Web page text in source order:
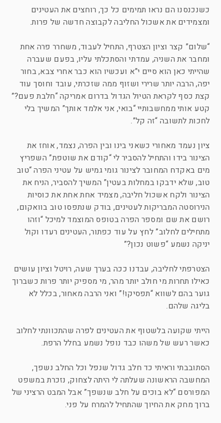
כשנכנסנו הם נראו תמימים כל כך, רוחצים את העטינים
ומצמידים את אשכול החליבה לקבוצה חדשה של פרות.
“שלום” קצר וציון הצטרף, התחיל לעבוד, משחרר פרה אחת
ומחבר את השניה, עמדתי והסתכלתי עליו, בפעם שעברה
שהייתי כאן הוא סיים י”א ועכשיו הוא כבר אחרי צבא, בחור
יפה, הרבה יותר שרירי ושזוף ממה שזכרתי, עובד וחוסך עוד
קצת כסף לקראת הטיול הגדול בדרום אמריקה “חלבת פעם?”
קטע אותי ממחשבותיי “בואי, אני אלמד אותך” המשיך בלי
לחכות לתשובה “זה קל”.
ציון נעמד מאחורי כשאני בינו ובין הפרה, נצמד, אוחז את
הצינור בידו והתחיל להסביר לי “קודם את שוטפת” השפריץ
מים באקדח המחובר לצינור גומי גמיש על עטיני הפרה “טוב
טוב, שלא ידבקו במחלות בעטין” המשיך להסביר, הניח את
הצינור ולקח אשכול חליבה, מצמיד אחת אחת את כוסיות
הנירוסטה המבריקות לעטינים, בודק שנתפסו טוב בוואקום,
רושם את שם ומספר הפרה בטופס המוצמד למיכל “וזהו
מתחילים לחלוב” לחץ על עוד כפתור, העטינים רעדו וקול
יניקה נשמע “פשוט נכון?”
הצטרפתי לחליבה, עבדנו ככה בערך שעה, רויטל וציון עושים
כאילו תחרות מי חולב יותר מהר, מי מספיק יותר פרות כשברוך
גוער בהם לשווא “תפסיקו!” ואני הרבה מאחור, בכלל לא
בליגה שלהם.
הייתי שקועה בלשטוף את העטינים לפרה שהתכוונתי לחלוב
כאשר רעש של משהו כבד נופל נשמע בחלל הרפת.
הסתובבתי וראיתי כד חלב גדול שנפל וכל החלב נשפך,
המחשבה הראשונה שעלתה לי היתה לצחוק, נזכרת במשפט
המפורסם “לא בוכים על חלב שנשפך” אבל המבט הרציני של
ברוך מחק את החיוך שהתחיל להמרח על פני.